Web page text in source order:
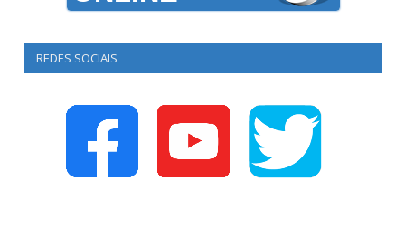
REDES SOCIAIS